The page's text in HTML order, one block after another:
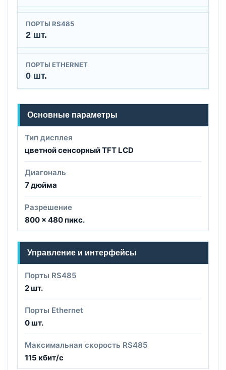
ПОРТЫ RS485
2 шт.
ПОРТЫ ETHERNET
0 шт.
Основные параметры
Тип дисплея
цветной сенсорный TFT LCD
Диагональ
7 дюйма
Разрешение
800 × 480 пикс.
Управление и интерфейсы
Порты RS485
2 шт.
Порты Ethernet
0 шт.
Максимальная скорость RS485
115 кбит/с